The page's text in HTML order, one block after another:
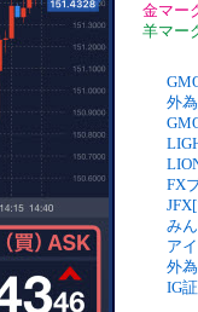
金マー
羊マー
外
FX
み
ア
外
IG